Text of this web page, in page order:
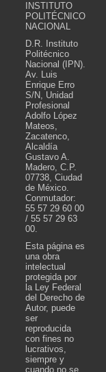
INSTITUTO
POLITÉCNICO
NACIONAL
D.R. Instituto
Politécnico
Nacional (IPN).
Av. Luis
Enrique Erro
S/N, Unidad
Profesional
Adolfo López
Mateos,
Zacatenco,
Alcaldía
Gustavo A.
Madero, C.P.
07738, Ciudad
de México.
Conmutador:
55 57 29 60 00
/ 55 57 29 63
00.
Esta página es
una obra
intelectual
protegida por
la Ley Federal
del Derecho de
Autor, puede
ser
reproducida
con fines no
lucrativos,
siempre y
cuando no se